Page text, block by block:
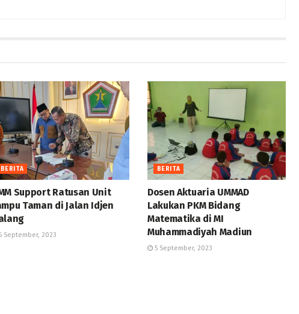
BERITA
Support Ratusan Unit
Taman di Jalan Idjen
September, 2023
BERITA
Dosen Aktuaria UMMAD
Lakukan PKM Bidang
Matematika di MI
Muhammadiyah Madiun
5 September, 2023